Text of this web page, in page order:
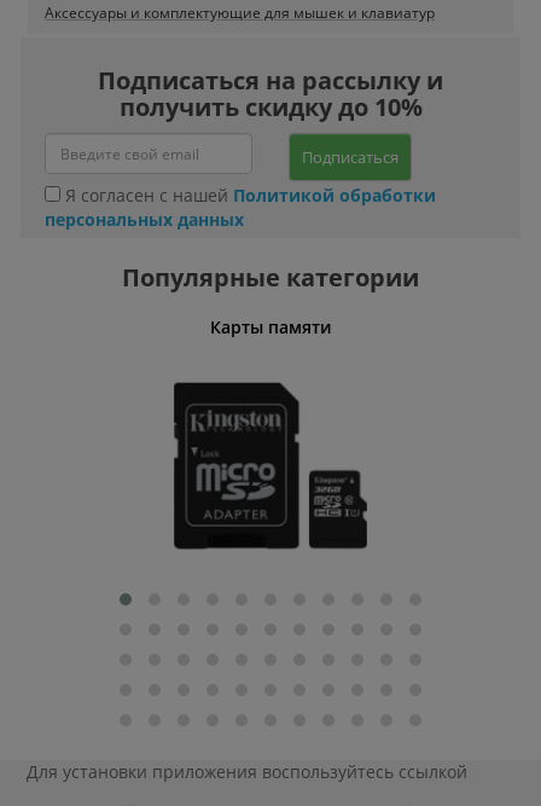
Аксессуары и комплектующие для мышек и клавиатур
Подписаться на рассылку и
получить скидку до 10%
Подписаться
Я согласен с нашей Политикой обработки
персональных данных
Популярные категории
Карты памяти
Для установки приложения воспользуйтесь ссылкой